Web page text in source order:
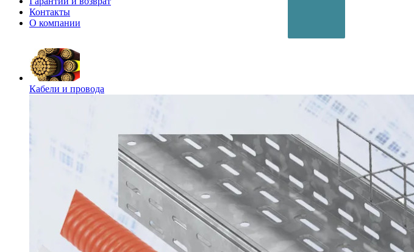
Контакты
О компании
Кабели и провода